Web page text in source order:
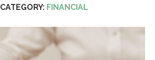
CATEGORY: FINANCIAL